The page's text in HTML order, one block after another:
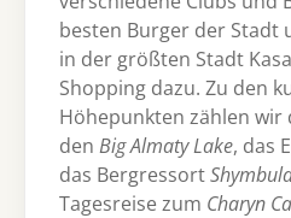
besten Burger der
in der größten Stadt
Shopping dazu. Zu den
Höhepunkten zählen wir
den Big Almaty Lake, das
das Bergressort
Tagesreise zum Charyn